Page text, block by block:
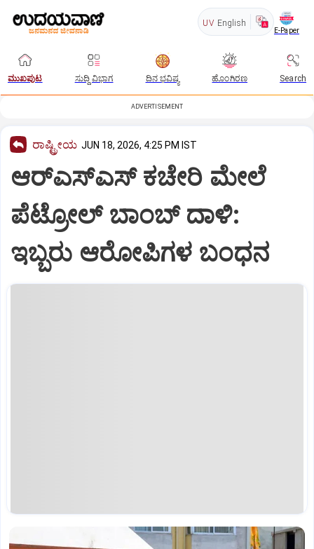
UV English
E-Paper
ಮುಖಪುಟ ಸುದ್ದಿ ವಿಭಾಗ ದಿನ ಭವಿಷ್ಯ ಹೊಂಗಿರಣ Search
ADVERTISEMENT
ರಾಷ್ಟ್ರೀಯ JUN 18, 2026, 4:25 PM IST
ಆರ್‌ಎಸ್ಎಸ್ ಕಚೇರಿ ಮೇಲೆ
ಪೆಟ್ರೋಲ್ ಬಾಂಬ್ ದಾಳಿ:
ಇಬ್ಬರು ಆರೋಪಿಗಳ ಬಂಧನ